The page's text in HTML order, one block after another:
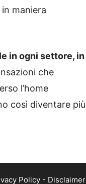
maniera
in ogni settore, in
che
l’home
così diventare più
Policy - Disclaimer